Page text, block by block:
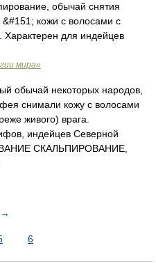
обычай снятия
кожи с волосами с
Характерен для индейцев
мира»
обычай некоторых народов,
снимали кожу с волосами
живого) врага.
индейцев Северной
СКАЛЬПИРОВАНИЕ,
→
6